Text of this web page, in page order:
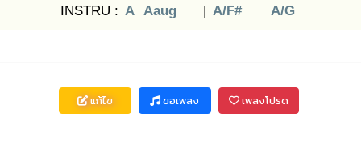
INSTRU : A Aaug | A/F# A/G
แก้ไข ขอเพลง เพลงโปรด